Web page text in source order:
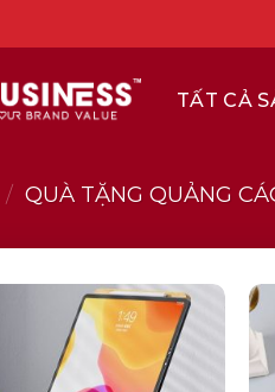
TẤT CẢ
/ QUÀ TẶNG QUẢNG